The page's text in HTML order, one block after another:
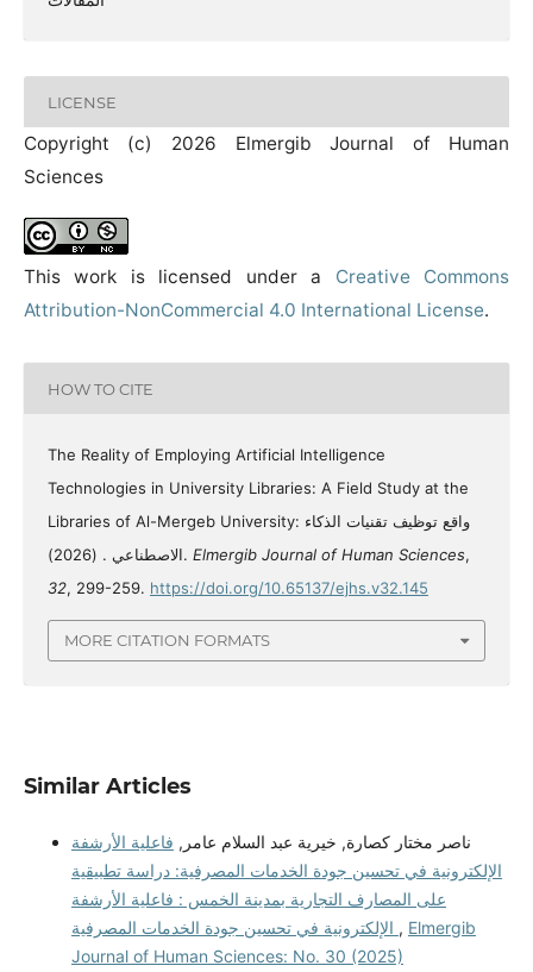
LICENSE
Copyright (c) 2026 Elmergib Journal of Human
Sciences
This work is licensed under a Creative Commons
Attribution-NonCommercial 4.0 International License.
HOW TO CITE
The Reality of Employing Artificial Intelligence
Technologies in University Libraries: A Field Study at the
Libraries of Al-Mergeb University: واقع توظيف تقنيات الذكاء
الاصطناعي . (2026). Elmergib Journal of Human Sciences,
32, 299-259. https://doi.org/10.65137/ejhs.v32.145
MORE CITATION FORMATS
Similar Articles
ناصر مختار كصارة, خيرية عبد السلام عامر, فاعلية الأرشفة
الإلكترونية في تحسين جودة الخدمات المصرفية: دراسة تطبيقية
على المصارف التجارية بمدينة الخمس : فاعلية الأرشفة
, Elmergib
Journal of Human Sciences: No. 30 (2025)